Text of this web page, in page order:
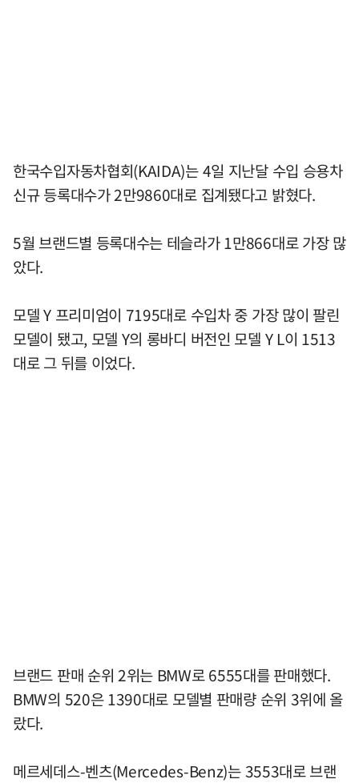
한국수입자동차협회(KAIDA)는 4일 지난달 수입 승용차
신규 등록대수가 2만9860대로 집계됐다고 밝혔다.
5월 브랜드별 등록대수는 테슬라가 1만866대로 가장 많
았다.
모델 Y 프리미엄이 7195대로 수입차 중 가장 많이 팔린
모델이 됐고, 모델 Y의 롱바디 버전인 모델 Y L이 1513
대로 그 뒤를 이었다.
브랜드 판매 순위 2위는 BMW로 6555대를 판매했다.
BMW의 520은 1390대로 모델별 판매량 순위 3위에 올
랐다.
메르세데스-벤츠(Mercedes-Benz)는 3553대로 브랜